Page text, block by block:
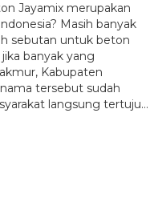
Jayamix merupakan
Masih banyak
sebutan untuk beton
banyak yang
Kabupaten
tersebut sudah
langsung tertuju…